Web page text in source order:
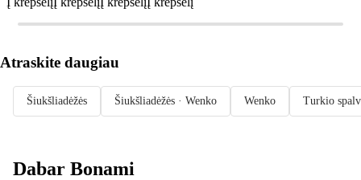
Atraskite daugiau
Šiukšliadėžės Šiukšliadėžės · Wenko Wenko Turkio
Dabar Bonami